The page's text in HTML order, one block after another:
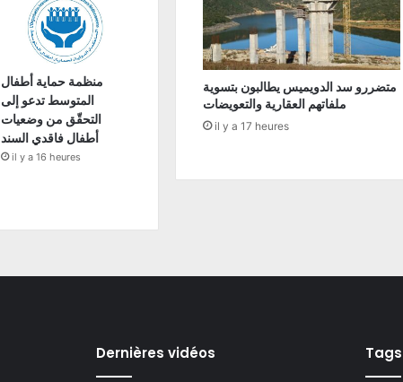
متضررو سد الدويميس يطالبون بتسوية
ملفاتهم العقارية والتعويضات
il y a 17 heures
منظمة حماية أطفال
المتوسط تدعو إلى
التحقّق من وضعيات
أطفال فاقدي السند
il y a 16 heures
Dernières vidéos Tags